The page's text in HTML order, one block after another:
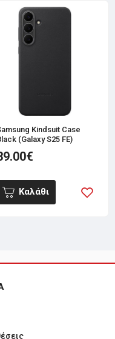
Kindsuit Case
(Galaxy S25 FE)
Καλάθι